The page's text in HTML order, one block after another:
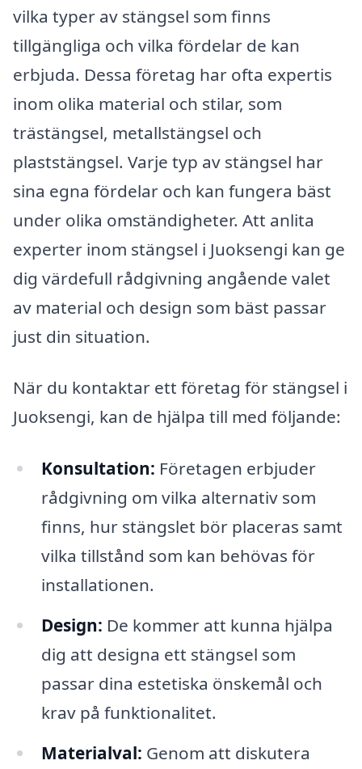
vilka typer av stängsel som finns
tillgängliga och vilka fördelar de kan
erbjuda. Dessa företag har ofta expertis
inom olika material och stilar, som
trästängsel, metallstängsel och
plaststängsel. Varje typ av stängsel har
sina egna fördelar och kan fungera bäst
under olika omständigheter. Att anlita
experter inom stängsel i Juoksengi kan ge
dig värdefull rådgivning angående valet
av material och design som bäst passar
just din situation.
När du kontaktar ett företag för stängsel i
Juoksengi, kan de hjälpa till med följande:
Konsultation: Företagen erbjuder
rådgivning om vilka alternativ som
finns, hur stängslet bör placeras samt
vilka tillstånd som kan behövas för
installationen.
Design: De kommer att kunna hjälpa
dig att designa ett stängsel som
passar dina estetiska önskemål och
krav på funktionalitet.
Materialval: Genom att diskutera